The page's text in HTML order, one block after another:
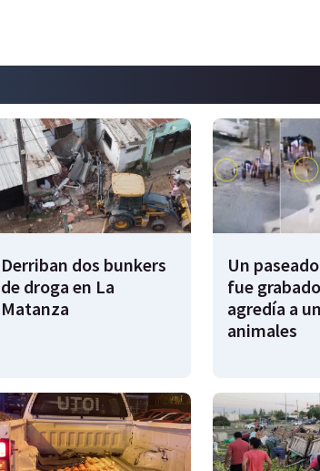
Derriban dos bunkers
de droga en La
Matanza
Un
fue
agredía a
animales